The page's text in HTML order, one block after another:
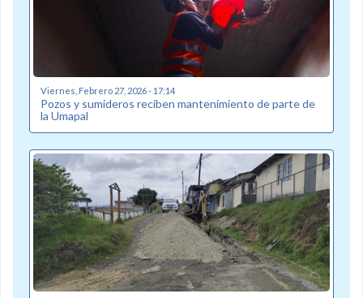
Viernes, Febrero 27, 2026 - 17:14
Pozos y sumideros reciben mantenimiento de parte de
la Umapal